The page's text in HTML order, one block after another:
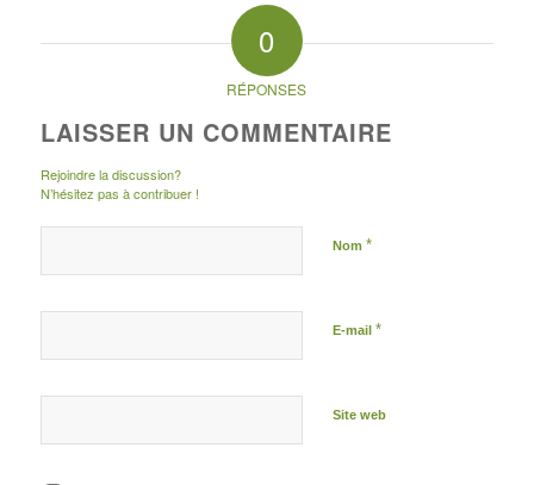
0
RÉPONSES
LAISSER UN COMMENTAIRE
Rejoindre la discussion?
N’hésitez pas à contribuer !
Nom *
E-mail *
Site web